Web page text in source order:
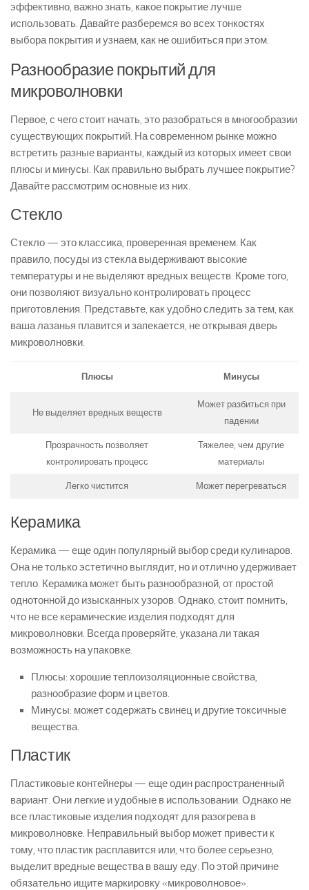
эффективно, важно знать, какое покрытие лучше
использовать. Давайте разберемся во всех тонкостях
выбора покрытия и узнаем, как не ошибиться при этом.
Разнообразие покрытий для
микроволновки
Первое, с чего стоит начать, это разобраться в многообразии
существующих покрытий. На современном рынке можно
встретить разные варианты, каждый из которых имеет свои
плюсы и минусы. Как правильно выбрать лучшее покрытие?
Давайте рассмотрим основные из них.
Стекло
Стекло — это классика, проверенная временем. Как
правило, посуды из стекла выдерживают высокие
температуры и не выделяют вредных веществ. Кроме того,
они позволяют визуально контролировать процесс
приготовления. Представьте, как удобно следить за тем, как
ваша лазанья плавится и запекается, не открывая дверь
микроволновки.
Плюсы Минусы
Не выделяет вредных веществ
Может разбиться при
падении
Прозрачность позволяет
контролировать процесс
Тяжелее, чем другие
материалы
Легко чистится Может перегреваться
Керамика
Керамика — еще один популярный выбор среди кулинаров.
Она не только эстетично выглядит, но и отлично удерживает
тепло. Керамика может быть разнообразной, от простой
однотонной до изысканных узоров. Однако, стоит помнить,
что не все керамические изделия подходят для
микроволновки. Всегда проверяйте, указана ли такая
возможность на упаковке.
Плюсы: хорошие теплоизоляционные свойства,
разнообразие форм и цветов.
Минусы: может содержать свинец и другие токсичные
вещества.
Пластик
Пластиковые контейнеры — еще один распространенный
вариант. Они легкие и удобные в использовании. Однако не
все пластиковые изделия подходят для разогрева в
микроволновке. Неправильный выбор может привести к
тому, что пластик расплавится или, что более серьезно,
выделит вредные вещества в вашу еду. По этой причине
обязательно ищите маркировку «микроволновое».